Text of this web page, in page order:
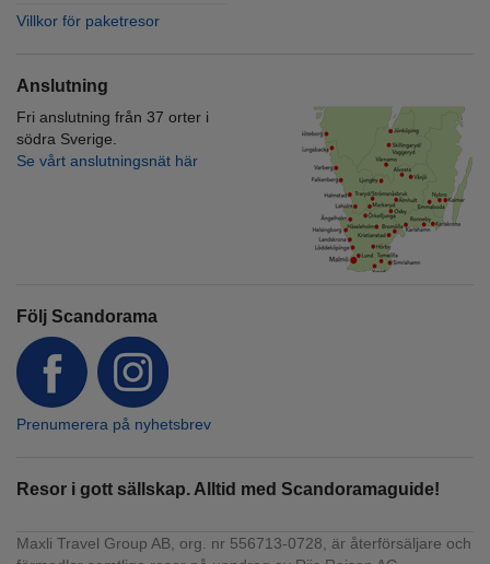
Villkor för paketresor
Anslutning
Fri anslutning från 37 orter i
södra Sverige.
Se vårt anslutningsnät här
Följ Scandorama
Prenumerera på nyhetsbrev
Resor i gott sällskap. Alltid med Scandoramaguide!
Maxli Travel Group AB, org. nr 556713-0728, är återförsäljare och